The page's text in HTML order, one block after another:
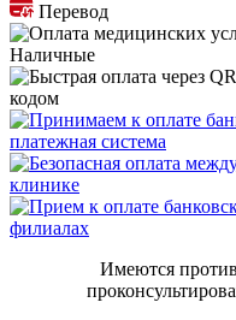
Перевод
Наличные
кодом
Имеются